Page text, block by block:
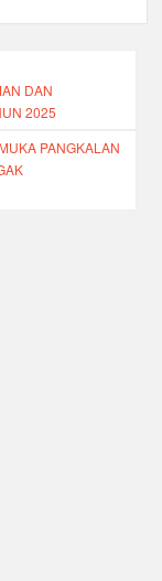
m
DAN
2025
PANGKALAN